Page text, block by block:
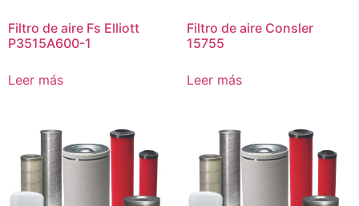
Filtro de aire Fs Elliott
P3515A600-1
Leer más
Filtro de aire Consler
15755
Leer más